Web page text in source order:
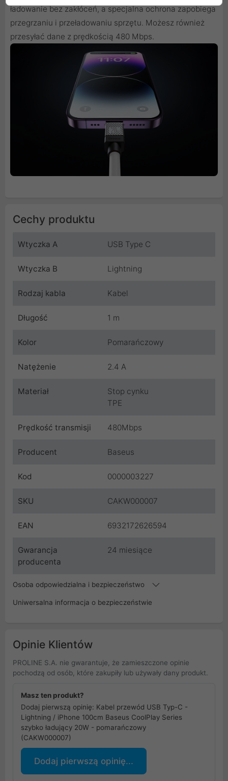
ładowanie bez zakłóceń, a specjalna ochrona zapobiega
przegrzaniu i przeładowaniu sprzętu. Możesz również
przesyłać dane z prędkością 480 Mbps.
Cechy produktu
Wtyczka A USB Type C
Wtyczka B Lightning
Rodzaj kabla Kabel
Długość 1 m
Kolor Pomarańczowy
Natężenie 2.4 A
Materiał
Stop cynku
TPE
Prędkość transmisji 480Mbps
Producent Baseus
Kod 0000003227
SKU CAKW000007
EAN 6932172626594
Gwarancja
producenta
24 miesiące
Osoba odpowiedzialna i bezpieczeństwo
Uniwersalna informacja o bezpieczeństwie
Opinie Klientów
PROLINE S.A. nie gwarantuje, że zamieszczone opinie
pochodzą od osób, które zakupiły lub używały dany produkt.
Masz ten produkt?
Dodaj pierwszą opinię: Kabel przewód USB Typ-C -
Lightning / iPhone 100cm Baseus CoolPlay Series
szybko ładujący 20W - pomarańczowy
(CAKW000007)
Dodaj pierwszą opinię...